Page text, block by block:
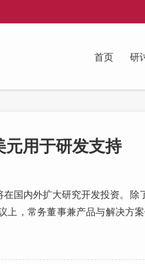
首页 研
用于研发支持
内外扩大研究开发投资。除
上，常务董事兼产品与解决方